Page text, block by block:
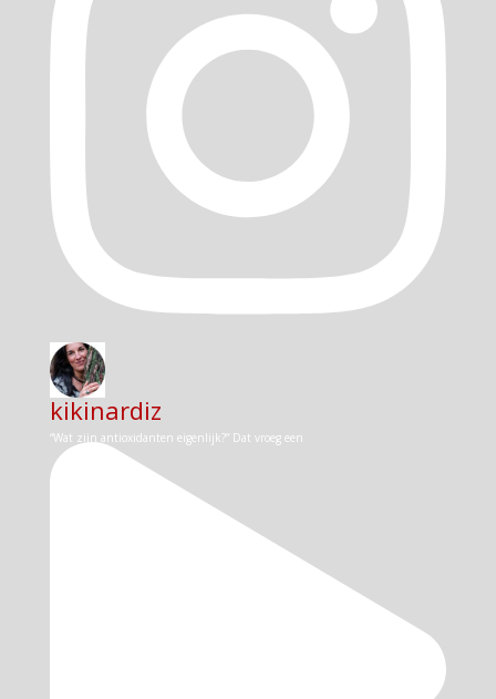
kikinardiz
“Wat zijn antioxidanten eigenlijk?” Dat vroeg een